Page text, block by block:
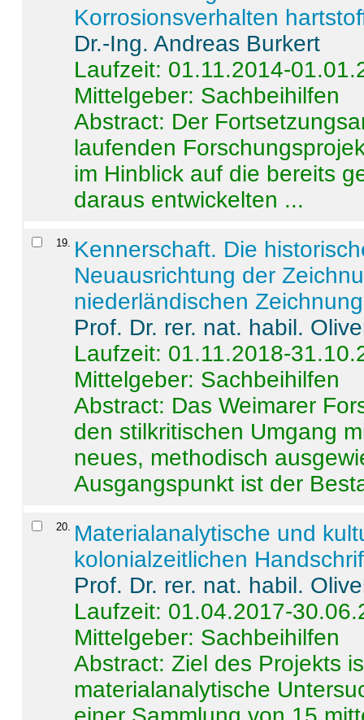
Korrosionsverhalten
Dr.-Ing. Andreas Burkert
Laufzeit: 01.11.2014-
Mittelgeber: Sachbeihilfen
Abstract: Der
laufenden
im Hinblick auf die bereits
daraus entwickelten ...
19
Kennerschaft. Die
Neuausrichtung der
niederländischen
Prof. Dr. rer. nat. habil.
Laufzeit: 01.11.2018-
Mittelgeber: Sachbeihilfen
Abstract: Das Weimarer
den stilkritischen Umgang
neues, methodisch
Ausgangspunkt ist der
20
Materialanalytische und
kolonialzeitlichen
Prof. Dr. rer. nat. habil.
Laufzeit: 01.04.2017-
Mittelgeber: Sachbeihilfen
Abstract:Ziel des Projekts
materialanalytische